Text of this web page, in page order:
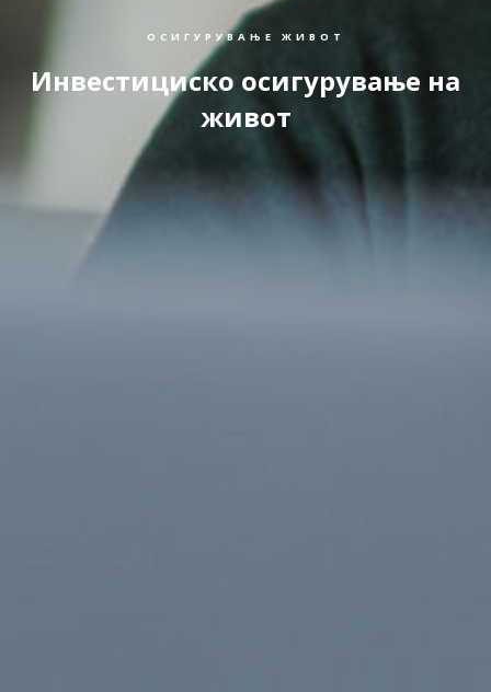
ОСИГУРУВАЊЕ ЖИВОТ
Инвестициско осигурување на
живот